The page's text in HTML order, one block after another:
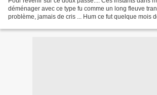
déménager avec ce type fu comme un long fleuve
problème, jamais de cris ... Hum ce fut quelque mois